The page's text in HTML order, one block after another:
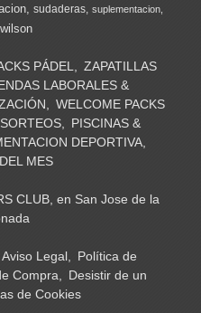
sudaderas suplementacion
wilson
PÁDEL
ZAPATILLAS
LABORALES &
WELCOME PACKS
SORTEOS
PISCINAS &
DEPORTIVA
MES
CLUB, en San Jose de la
Aviso Legal
Política de
Compra
Desistir de un
de Cookies